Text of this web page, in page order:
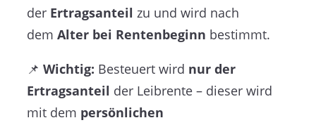
der Ertragsanteil zu und wird nach
dem Alter bei Rentenbeginn bestimmt.
📌 Wichtig: Besteuert wird nur der
Ertragsanteil der Leibrente – dieser wird
mit dem persönlichen